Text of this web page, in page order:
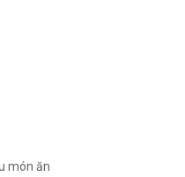
món ăn